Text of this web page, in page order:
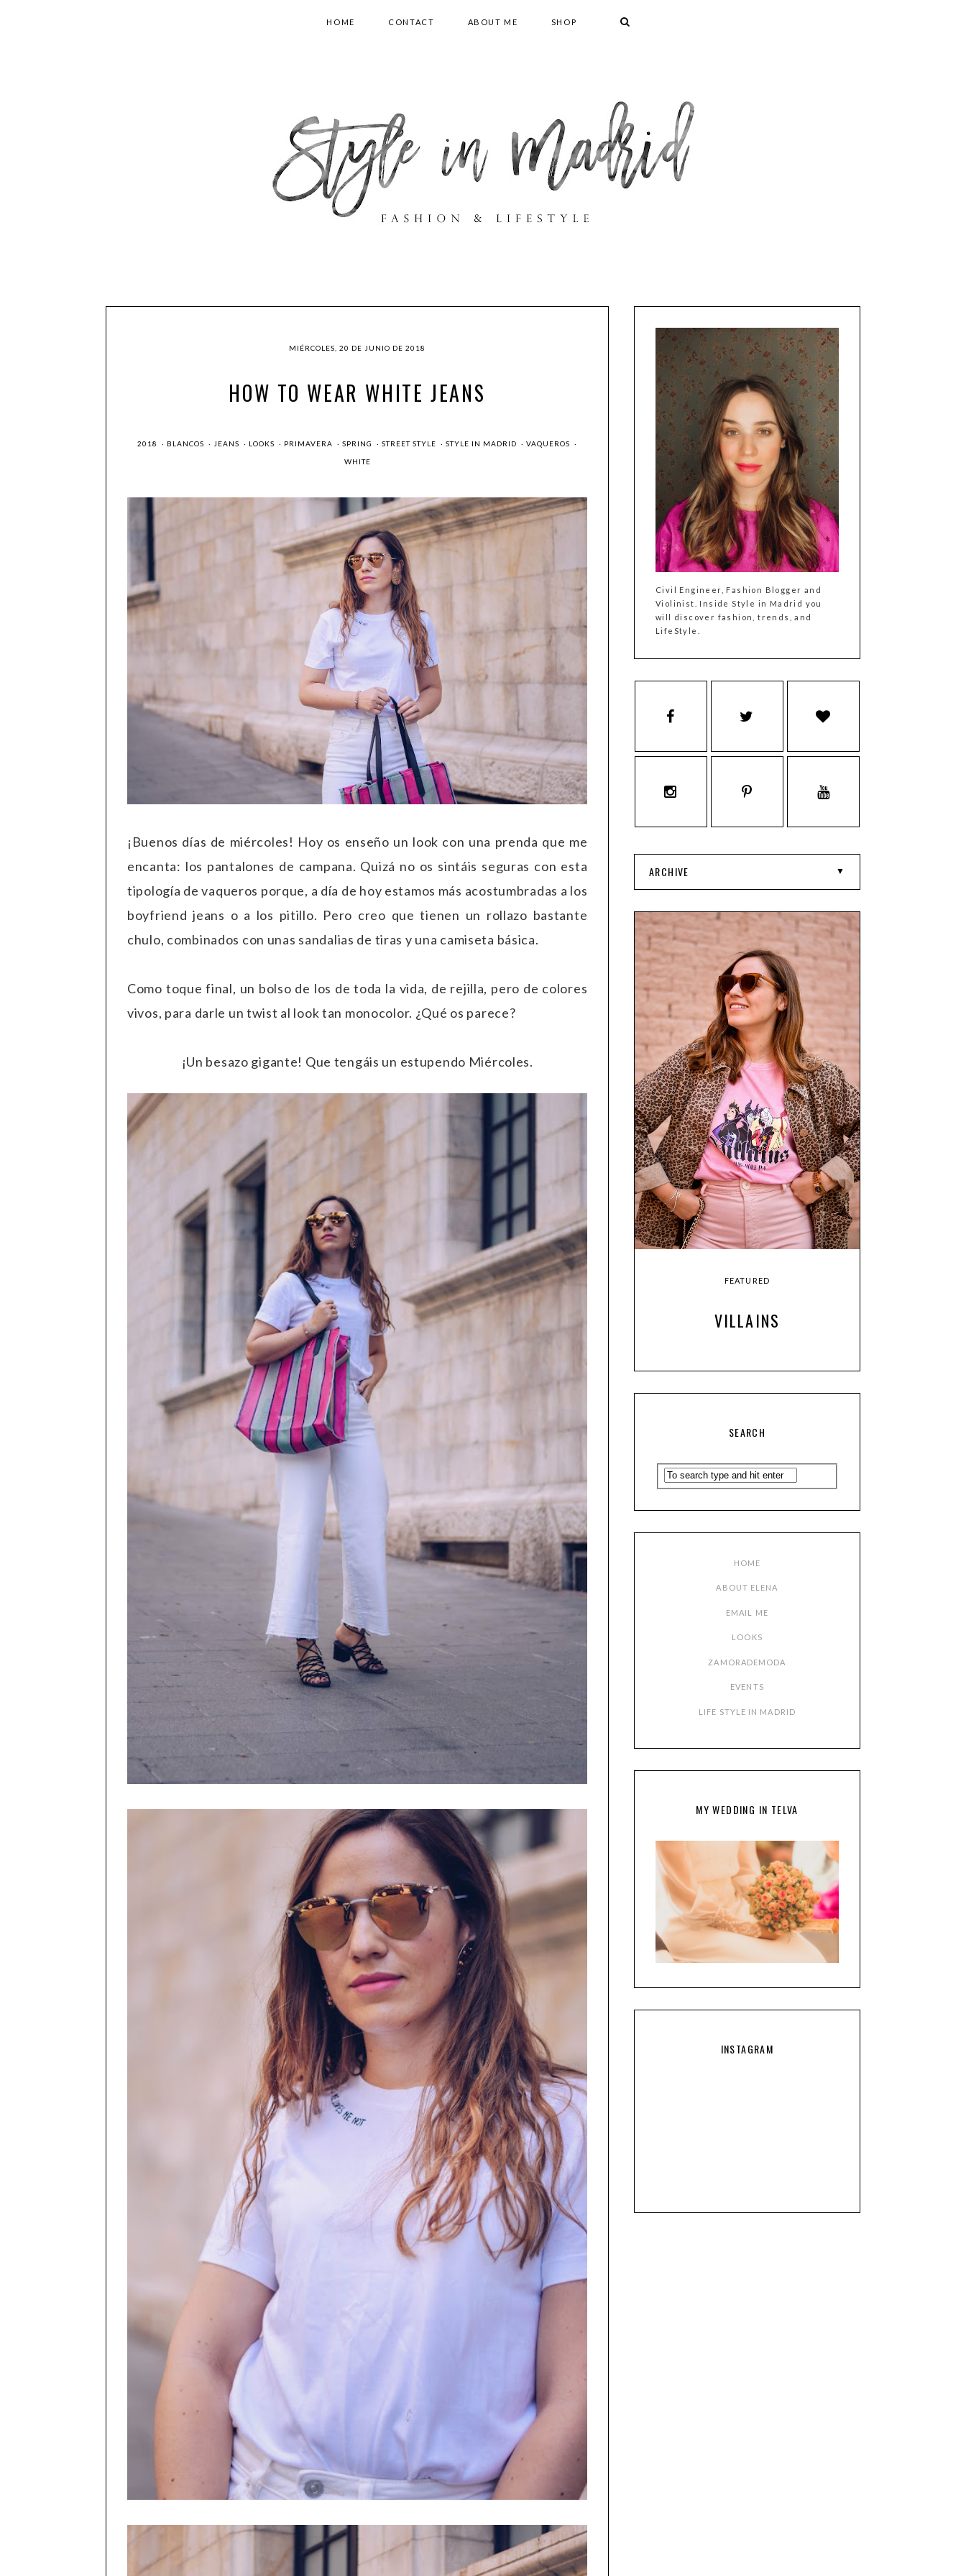
HOME CONTACT ABOUT ME SHOP
MIÉRCOLES, 20 DE JUNIO DE 2018
HOW TO WEAR WHITE JEANS
2018 · BLANCOS · JEANS · LOOKS · PRIMAVERA ·SPRING ·STREET STYLE ·STYLE IN MADRID ·VAQUEROS ·
WHITE
¡Buenos días de miércoles! Hoy os enseño un look con una prenda que me
encanta: los pantalones de campana. Quizá no os sintáis seguras con esta
tipología de vaqueros porque, a día de hoy estamos más acostumbradas a los
boyfriend jeans o a los pitillo. Pero creo que tienen un rollazo bastante
chulo, combinados con unas sandalias de tiras y una camiseta básica.
Como toque final, un bolso de los de toda la vida, de rejilla, pero de colores
vivos, para darle un twist al look tan monocolor. ¿Qué os parece?
¡Un besazo gigante! Que tengáis un estupendo Miércoles.
Civil Engineer, Fashion Blogger and
Violinist. Inside Style in Madrid you
will discover fashion, trends, and
LifeStyle.
ARCHIVE
FEATURED
VILLAINS
SEARCH
HOME
ABOUT ELENA
EMAIL ME
LOOKS
ZAMORADEMODA
EVENTS
LIFE STYLE IN MADRID
MY WEDDING IN TELVA
INSTAGRAM